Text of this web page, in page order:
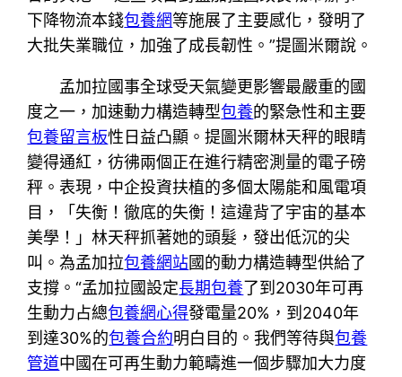
下降物流本錢包養網等施展了主要感化，發明了
大批失業職位，加強了成長韌性。”提圖米爾說。
孟加拉國事全球受天氣變更影響最嚴重的國
度之一，加速動力構造轉型包養的緊急性和主要
包養留言板性日益凸顯。提圖米爾林天秤的眼睛
變得通紅，彷彿兩個正在進行精密測量的電子磅
秤。表現，中企投資扶植的多個太陽能和風電項
目，「失衡！徹底的失衡！這違背了宇宙的基本
美學！」林天秤抓著她的頭髮，發出低沉的尖
叫。為孟加拉包養網站國的動力構造轉型供給了
支撐。“孟加拉國設定長期包養了到2030年可再
生動力占總包養網心得發電量20%，到2040年
到達30%的包養合約明白目的。我們等待與包養
管道中國在可再生動力範疇進一個步驟加大力度